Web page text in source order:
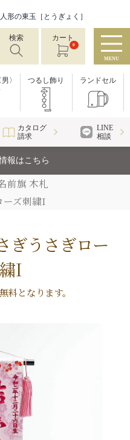
形の東玉［とうぎょく］
検索 カート
0
MENU
〉 つるし飾り ランドセル
カタログ
請求
LINE
相談
報はこちら
前旗 木札
ズ刺繍I
うさぎロー
I
料となります。